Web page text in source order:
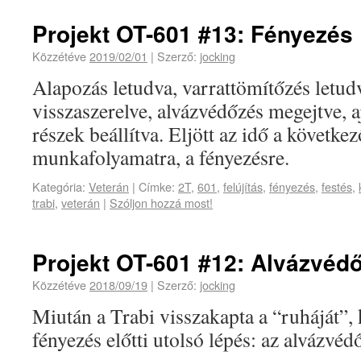
Projekt OT-601 #13: Fényezés
Közzétéve2019/02/01 | Szerző: jocking
Alapozás letudva, varrattömítőzés
visszaszerelve, alvázvédőzés
részek beállítva. Eljött az idő a
munkafolyamatra, a fényezésre.
Kategória: Veterán | Címke: 2T, 601, felújítás, fényezés, festés,
trabi, veterán | Szóljon hozzá most!
Projekt OT-601 #12:
Közzétéve2018/09/19 | Szerző: jocking
Miután a Trabi visszakapta a “ruháját”,
fényezés előtti utolsó lépés: az